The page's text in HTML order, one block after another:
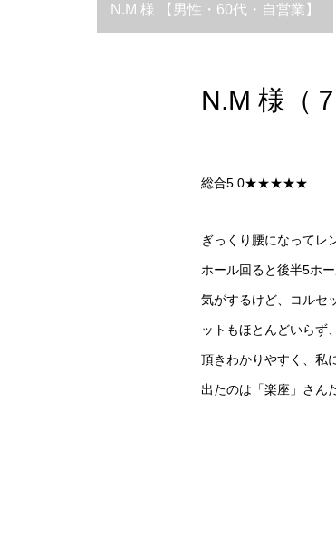
N.M 様 【男性・60代・自営業】
N.M 様（
総合5.0★★★★★
ぎっくり腰になってレ
ホール回ると後半5ホ
気がするけど、コルセ
ットもほとんどいらず
頂きわかりやすく、私
出たのは「楽座」さん